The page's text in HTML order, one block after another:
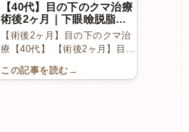
【40代】目の下のクマ治療
術後2ヶ月｜下眼瞼脱脂＋
余剰皮膚切除｜術後ケア解
説
【術後2ヶ月】目の下のクマ治
療【40代】 【術後2ヶ月】目の
この記事を読む →